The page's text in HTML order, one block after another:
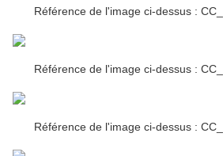
Référence de l'image ci-dessus :
Référence de l'image ci-dessus :
Référence de l'image ci-dessus :